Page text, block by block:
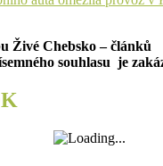
Živé Chebsko – článků
souhlasu je